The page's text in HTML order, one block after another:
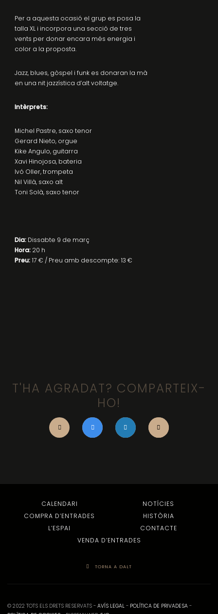
Per a aquesta ocasió el grup es posa la
talla XL i incorpora una secció de tres
vents per donar encara més energia i
color a la proposta.
Jazz, blues, gòspel i funk es donaran la mà
en una nit jazzística d’alt voltatge.
Intèrprets:
Michel Pastre, saxo tenor
Gerard Nieto, orgue
Kike Angulo, guitarra
Xavi Hinojosa, bateria
Ivó Oller, trompeta
Nil Villà, saxo alt
Toni Solà, saxo tenor
Dia: Dissabte 9 de març
Hora: 20 h
Preu:17 € / Preu amb descompte: 13 €
T'HA AGRADAT? COMPARTEIX-
HO!
CALENDARI
NOTÍCIES
COMPRA D’ENTRADES
HISTÒRIA
L’ESPAI
CONTACTE
VENDA D’ENTRADES
TORNA A DALT
© 2022 TOTS ELS DRETS RESERVATS - AVÍS LEGAL - POLÍTICA DE PRIVADESA -